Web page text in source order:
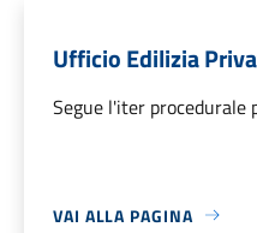
Ufficio Edilizia
Segue l'iter procedurale
VAI ALLA PAGINA